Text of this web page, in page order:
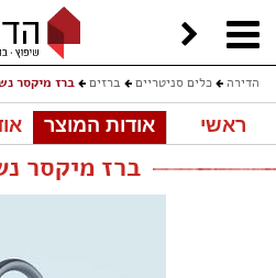
הדירה כלים סניטריים ברזים ברז מיקסר
ראשי אודות המוצר
ברז מיקסר